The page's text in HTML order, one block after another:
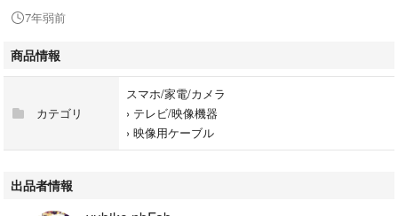
☞【Nimaso正規品】この度は【★Nimaso USB TYPE Cケーブル★】がつ
いに新登場！特別プロモーションを行っています。また、収納に便利なマ
ジックベルトをお付けします。
【安全且つ高速充電】56kΩレジスタの実装によりデバイスを短絡、過充
電、過熱などから高安全保護します。QC3.0対応、最大3A高速充電対応。
電をご希望するかたには、本製品はおすすめできません。USB 2.0基準で
7年弱前
商品情報
カテゴリ
スマホ/家電/カメラ
› テレビ/映像機器
› 映像用ケーブル
出品者情報